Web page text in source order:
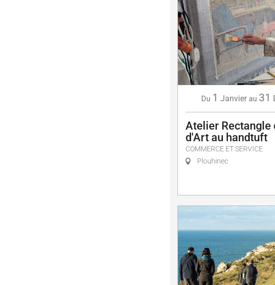
Du 1 Janvier au 31
Atelier Rectangle
d'Art au handtuft
COMMERCE ET SERVICE
Plouhinec